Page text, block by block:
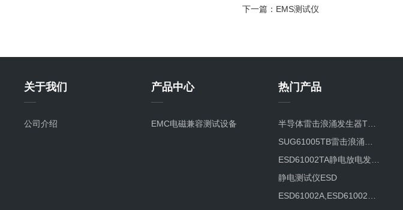
下一篇： EMS测试仪
关于我们
公司介绍
产品中心
EMC电磁兼容测试设备
热门产品
半导体雷击浪涌发生器TVS8/20TC
ESD61002TA静电放电发生器
静电测试仪ESD